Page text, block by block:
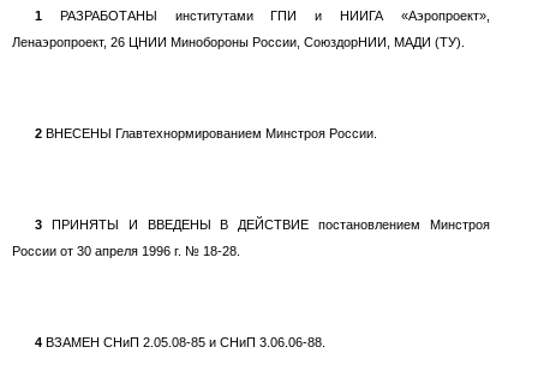
1РАЗРАБОТАНЫ институтами ГПИ и НИИГА «Аэропроект»,
Ленаэропроект, 26 ЦНИИ Минобороны России, СоюздорНИИ, МАДИ (ТУ).
2ВНЕСЕНЫ Главтехнормированием Минстроя России.
3ПРИНЯТЫ И ВВЕДЕНЫ В ДЕЙСТВИЕ постановлением Минстроя
России от 30 апреля 1996 г. № 18-28.
4ВЗАМЕН СНиП 2.05.08-85 и СНиП 3.06.06-88.